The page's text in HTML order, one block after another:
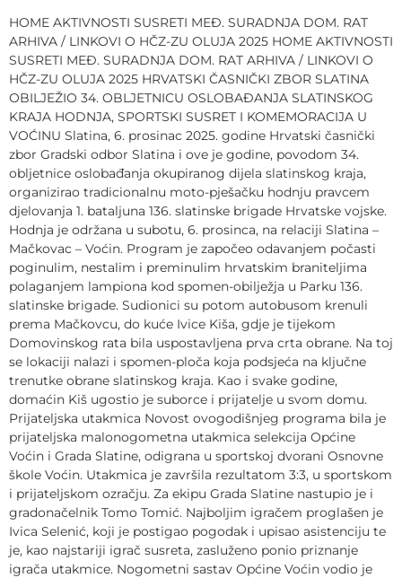
HOME AKTIVNOSTI SUSRETI MEĐ. SURADNJA DOM. RAT
ARHIVA / LINKOVI O HČZ-ZU OLUJA 2025 HOME AKTIVNOSTI
SUSRETI MEĐ. SURADNJA DOM. RAT ARHIVA / LINKOVI O
HČZ-ZU OLUJA 2025 HRVATSKI ČASNIČKI ZBOR SLATINA
OBILJEŽIO 34. OBLJETNICU OSLOBAĐANJA SLATINSKOG
KRAJA HODNJA, SPORTSKI SUSRET I KOMEMORACIJA U
VOĆINU Slatina, 6. prosinac 2025. godine Hrvatski časnički
zbor Gradski odbor Slatina i ove je godine, povodom 34.
obljetnice oslobađanja okupiranog dijela slatinskog kraja,
organizirao tradicionalnu moto-pješačku hodnju pravcem
djelovanja 1. bataljuna 136. slatinske brigade Hrvatske vojske.
Hodnja je održana u subotu, 6. prosinca, na relaciji Slatina –
Mačkovac – Voćin. Program je započeo odavanjem počasti
poginulim, nestalim i preminulim hrvatskim braniteljima
polaganjem lampiona kod spomen-obilježja u Parku 136.
slatinske brigade. Sudionici su potom autobusom krenuli
prema Mačkovcu, do kuće Ivice Kiša, gdje je tijekom
Domovinskog rata bila uspostavljena prva crta obrane. Na toj
se lokaciji nalazi i spomen-ploča koja podsjeća na ključne
trenutke obrane slatinskog kraja. Kao i svake godine,
domaćin Kiš ugostio je suborce i prijatelje u svom domu.
Prijateljska utakmica Novost ovogodišnjeg programa bila je
prijateljska malonogometna utakmica selekcija Općine
Voćin i Grada Slatine, odigrana u sportskoj dvorani Osnovne
škole Voćin. Utakmica je završila rezultatom 3:3, u sportskom
i prijateljskom ozračju. Za ekipu Grada Slatine nastupio je i
gradonačelnik Tomo Tomić. Najboljim igračem proglašen je
Ivica Selenić, koji je postigao pogodak i upisao asistenciju te
je, kao najstariji igrač susreta, zasluženo ponio priznanje
igrača utakmice. Nogometni sastav Općine Voćin vodio je